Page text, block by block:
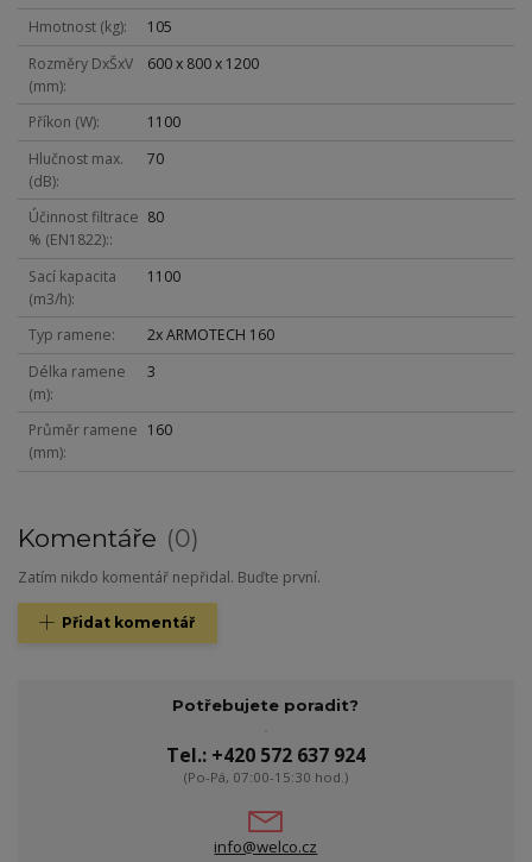
Hmotnost (kg)
105
Rozměry DxŠxV
(mm)
600 x 800 x 1200
Příkon (W)
1100
Hlučnost max.
(dB)
70
Účinnost filtrace
% (EN1822):
80
Sací kapacita
(m3/h)
1100
Typ ramene
2x ARMOTECH 160
Délka ramene
(m)
3
Průměr ramene
(mm)
160
Komentáře 0
Zatím nikdo komentář nepřidal. Buďte první.
Přidat komentář
Potřebujete poradit?
Tel.: +420 572 637 924
(Po-Pá, 07:00-15:30 hod.)
info@welco.cz